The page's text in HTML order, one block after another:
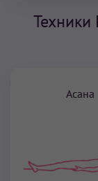
Техники
Асана